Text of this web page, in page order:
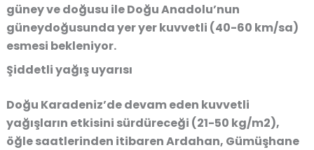
güney ve doğusu ile Doğu Anadolu’nun
güneydoğusunda yer yer kuvvetli (40-60 km/sa)
esmesi bekleniyor.
Şiddetli yağış uyarısı
Doğu Karadeniz’de devam eden kuvvetli
yağışların etkisini sürdüreceği (21-50 kg/m2),
öğle saatlerinden itibaren Ardahan, Gümüşhane